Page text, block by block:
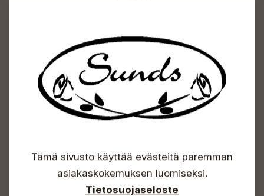
Sundin Puutarhakeskus
Avoinna
Arkisin 09-18
Lauantaisin 09-16
Sunnuntaisin Itsepalvelu
+358 50 388 9592
info(a)sunds.fi
Tämä sivusto käyttää evästeitä paremman
asiakaskokemuksen luomiseksi.
Tietosuojaseloste